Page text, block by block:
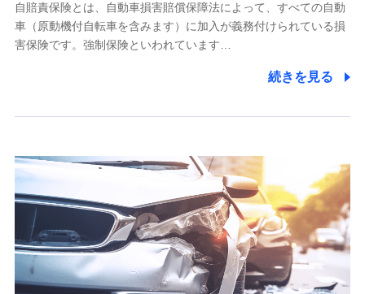
業務の委託
当社は利用目的の達成に必要な範囲内において個人情報の取
【共同して利用される利用データの項目】
当社又は株式会社NTTドコモがサービス提供等を通じて取得
した、以下の情報などの個人データ
基本情報
氏名、電話番号、メールアドレス、お客さまの識別子、
属性、連絡先、dポイントサービスのご利用に関する情
自賠責保険とは、自動車損害賠償保障法によって、すべての自動
車（原動機付自転車を含みます）に加入が義務付けられている損
害保険です。強制保険といわれています…
続きを見る